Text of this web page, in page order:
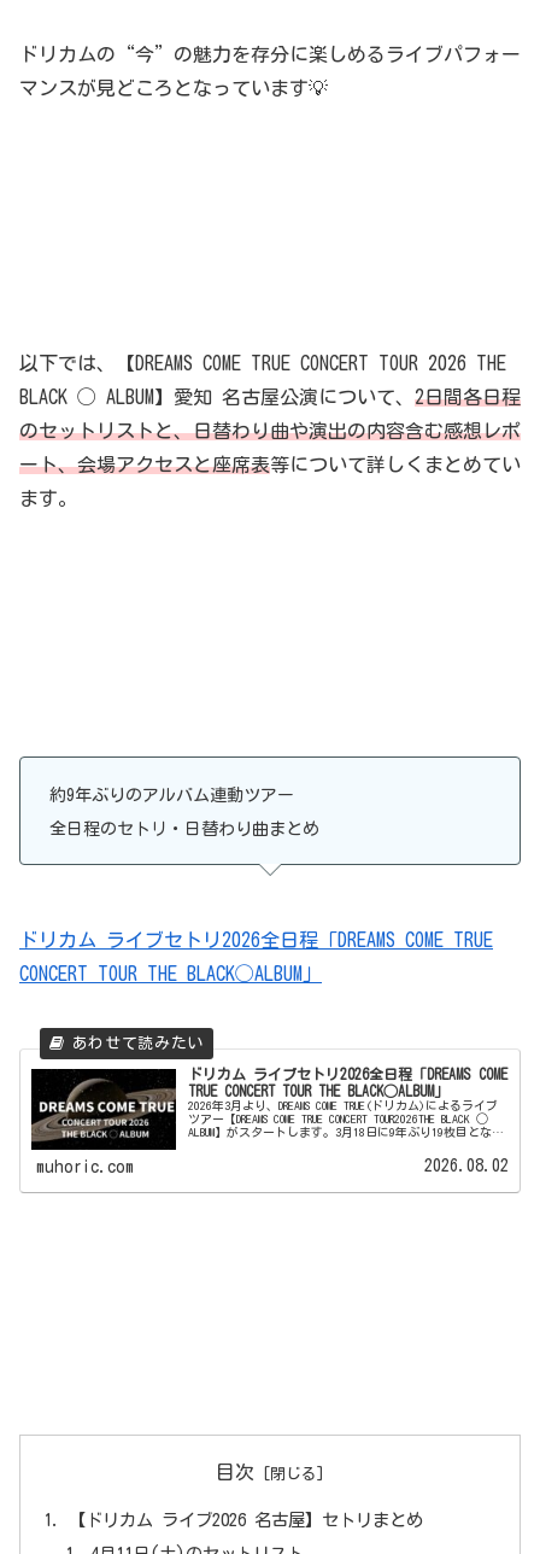
ドリカムの“今”の魅力を存分に楽しめるライブパフォー
マンスが見どころとなっています💡
以下では、【DREAMS COME TRUE CONCERT TOUR 2026 THE
BLACK ◯ ALBUM】愛知 名古屋公演について、 2日間各日程
のセットリストと、日替わり曲や演出の内容含む感想レポ
ート、会場アクセスと座席表等について詳しくまとめてい
ます。
約9年ぶりのアルバム連動ツアー
全日程のセトリ・日替わり曲まとめ
ドリカム ライブセトリ2026全日程「DREAMS COME TRUE
CONCERT TOUR THE BLACK◯ALBUM」
ドリカム ライブセトリ2026全日程「DREAMS COME
TRUE CONCERT TOUR THE BLACK◯ALBUM」
2026年3月より、DREAMS COME TRUE(ドリカム)によるライブ
ツアー【DREAMS COME TRUE CONCERT TOUR2026THE BLACK ◯
ALBUM】がスタートします。3月18日に9年ぶり19枚目となる
muhoric.com 2026.08.02
目次
【ドリカム ライブ2026 名古屋】セトリまとめ